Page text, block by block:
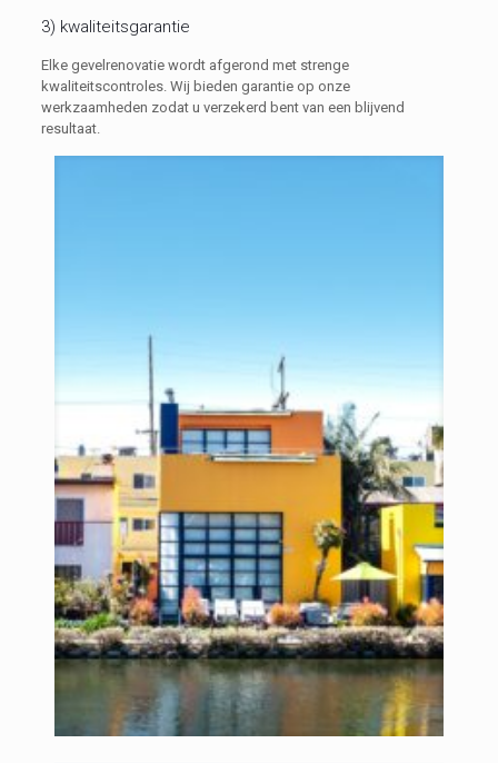
3) kwaliteitsgarantie
Elke gevelrenovatie wordt afgerond met strenge
kwaliteitscontroles. Wij bieden garantie op onze
werkzaamheden zodat u verzekerd bent van een blijvend
resultaat.